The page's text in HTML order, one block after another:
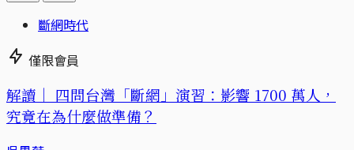
斷網時代
僅限會員
解讀｜ 四問台灣「斷網」演習：影響 1700 萬人，
究竟在為什麼做準備？